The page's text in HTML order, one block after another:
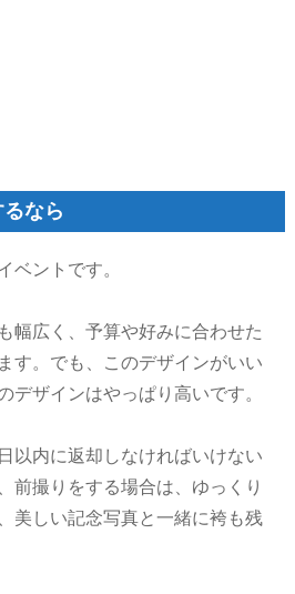
なら
ベントです。
幅広く、予算や好みに合わせた
す。でも、このデザインがいい
デザインはやっぱり高いです。
以内に返却しなければいけない
前撮りをする場合は、ゆっくり
美しい記念写真と一緒に袴も残